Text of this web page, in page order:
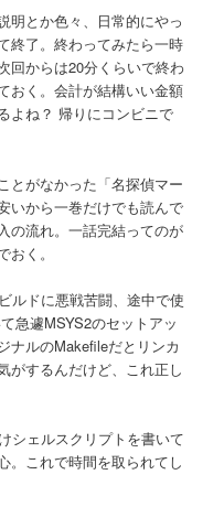
明とか色々、日常的にやっ
終了。終わってみたら一時
回からは20分くらいで終わ
おく。会計が結構いい金額
よね？ 帰りにコンビニで
とがなかった「名探偵マー
いから一巻だけでも読んで
の流れ。一話完結ってのが
く。
ルドに悪戦苦闘、途中で使
急遽MSYS2のセットアッ
ナルのMakefileだとリンカ
がするんだけど、これ正し
シェルスクリプトを書いて
。これで時間を取られてし